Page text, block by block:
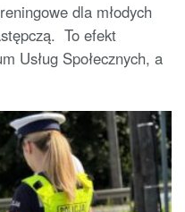
dla młodych
To efekt
Usług Społecznych, a